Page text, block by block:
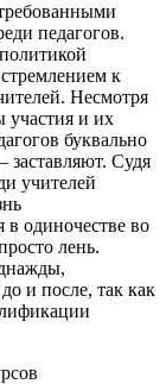
педагогов.
к
Несмотря
участия и их
буквально
заставляют. Судя
учителей
в одиночестве во
лень.
и после, так как